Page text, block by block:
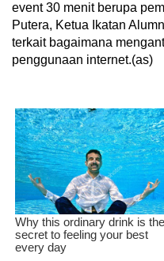
event 30 menit berupa
Putera, Ketua Ikatan
terkait bagaimana
penggunaan internet.(as)